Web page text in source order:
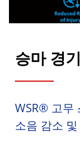
승마 경
WSR® 고무
소음 감소